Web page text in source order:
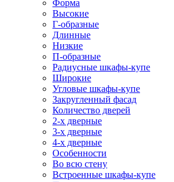
Форма
Высокие
Г-образные
Длинные
Низкие
П-образные
Радиусные шкафы-купе
Широкие
Угловые шкафы-купе
Закругленный фасад
Количество дверей
2-х дверные
3-х дверные
4-х дверные
Особенности
Во всю стену
Встроенные шкафы-купе